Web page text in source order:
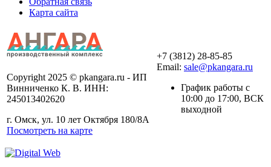
Карта сайта
Copyright 2025 © pkangara.ru - ИП
Винниченко К. В. ИНН:
245013402620
г. Омск, ул. 10 лет Октября 180/8А
Посмотреть на карте
+7 (3812) 28-85-85
Email: sale@pkangara.ru
График работы с
10:00 до 17:00, ВСК
выходной